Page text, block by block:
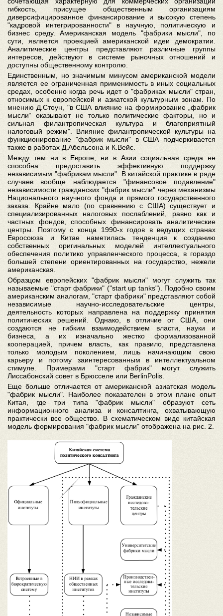
гибкость, присущее общественным организациям
диверсифицированное финансирование и высокую степень
"кадровой интегрированности" в научную, политическую и
бизнес среду. Американская модель "фабрики мысли", по
сути, является проекцией американской идеи демократии.
Аналитические центры представляют различные группы
интересов, действуют в системе рыночных отношений и
доступны общественному контролю.
Единственным, но значимым минусом американской модели
является ее ограниченная применимость в иных социальных
средах, особенно когда речь идет о "фабриках мысли" стран,
относимых к европейской и азиатской культурным зонам. По
мнению Д.Стоун, "в США влияние на формирование „фабрик
мысли“ оказывают не только политические факторы, но и
сильная филантропическая культура и благоприятный
налоговый режим". Влияние филантропической культуры на
функционирование "фабрик мысли" в США подчеркивается
также в работах Д.Абельсона и К.Вейс.
Между тем ни в Европе, ни в Азии социальная среда не
способна предоставить эффективную поддержку
независимым "фабрикам мысли". В китайской практике в ряде
случаев вообще наблюдается "финансовое подавление"
независимости гражданских "фабрик мысли" через механизмы
Национального научного фонда и прямого государственного
заказа. Крайне мало (по сравнению с США) существует и
специализированных налоговых послаблений, равно как и
частных фондов, способных финансировать аналитические
центры. Поэтому с конца 1990-х годов в ведущих странах
Евросоюза и Китае наметилась тенденция к созданию
собственных оригинальных моделей интеллектуального
обеспечения политико управленческого процесса, в гораздо
большей степени ориентированных на государство, нежели
американская.
Образцом европейских "фабрик мысли" могут служить так
называемые "старт фабрики" ("start up tanks"). Подобно своим
американским аналогам, "старт фабрики" представляют собой
независимые научно-исследовательские центры,
деятельность которых направлена на поддержку принятия
политических решений. Однако, в отличие от США, они
создаются не гибким взаимодействием власти, науки и
бизнеса, а их изначально жестко формализованной
кооперацией, причем власть, как правило, представлена
только молодым поколением, лишь начинающим свою
карьеру и потому заинтересованным в интеллектуальном
стимуле. Примерами "старт фабрик" могут служить
Лиссабонский совет в Брюсселе или BerlinPolis.
Еще больше отличается от американской азиатская модель
"фабрик мысли". Наиболее показателен в этом плане опыт
Китая, где три типа "фабрик мысли" образуют сеть
информационного анализа и консалтинга, охватывающую
практически все общество. В схематическом виде китайская
модель формирования "фабрик мысли" отображена на рис. 2.